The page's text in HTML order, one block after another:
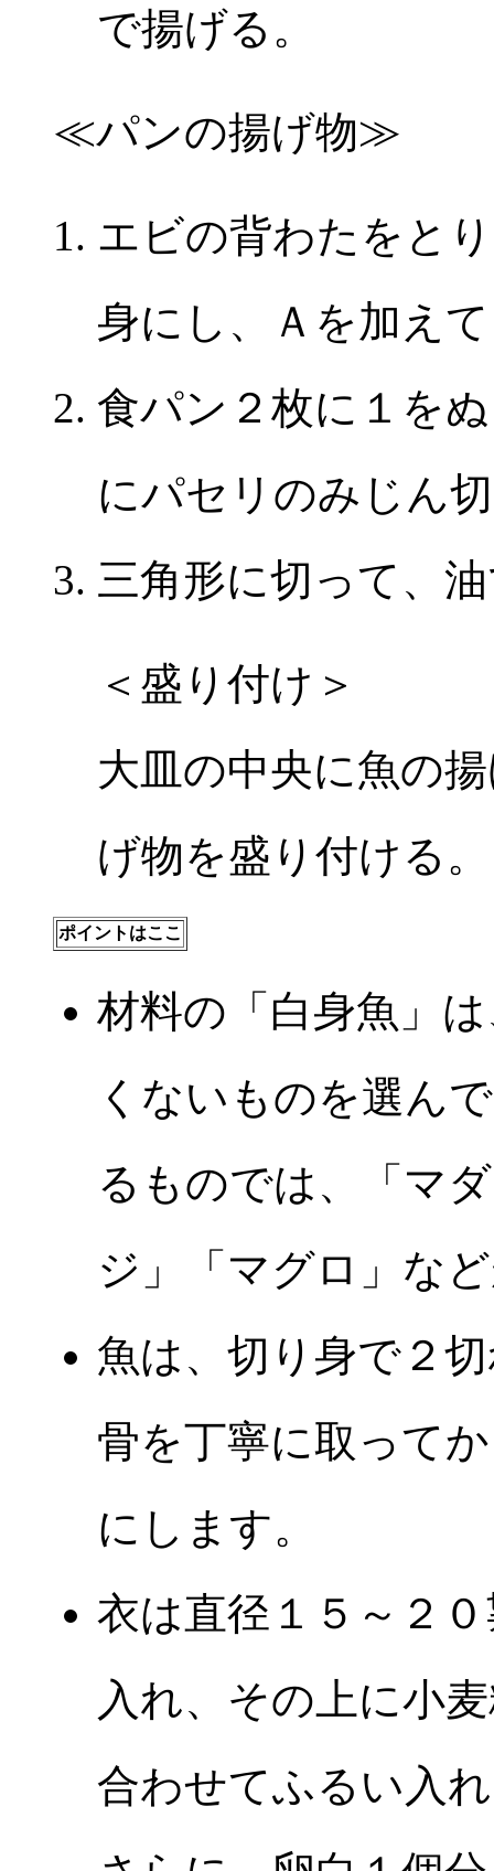
で揚げる。
≪パンの揚げ物≫
エビの背わたをと
身にし、Ａを加え
食パン２枚に１を
にパセリのみじん
三角形に切って、
＜盛り付け＞
大皿の中央に魚の
げ物を盛り付ける。
ポイントはここ
材料の「白身魚」
くないものを選ん
るものでは、「マ
ジ」「マグロ」な
魚は、切り身で２
骨を丁寧に取って
にします。
衣は直径１５～２
入れ、その上に小
合わせてふるい入